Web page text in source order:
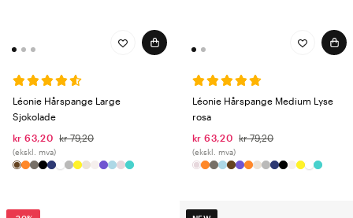
Léonie Hårspange Large
Sjokolade
kr 63,20 kr 79,20
(ekskl. mva)
Léonie Hårspange Medium Lyse
rosa
kr 63,20 kr 79,20
(ekskl. mva)